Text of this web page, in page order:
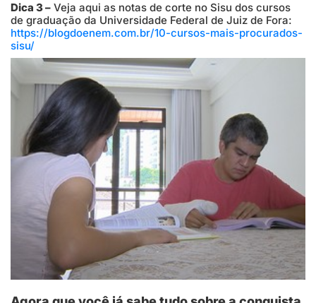
Dica 3 – Veja aqui as notas de corte no Sisu dos cursos
de graduação da Universidade Federal de Juiz de Fora:
https://blogdoenem.com.br/10-cursos-mais-procurados-
sisu/